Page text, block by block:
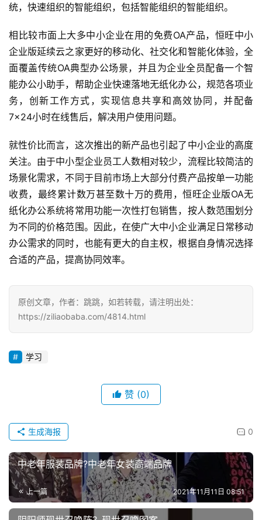
稿
每
日
好
诗
统，快速组织的智能组织，包括智能组织的智能组织。
相比较市面上大多中小企业在用的免费OA产品，恒旺中小
企业版延续云之家更好的移动化、社交化和智能化体验，全
面覆盖传统OA典型办公场景，并且为企业全员配备一个智
能办公小助手，帮助企业快速落地无纸化办公，规范各项业
务，创新工作方式，实现信息共享和高效协同，并配备
7×24小时在线售后，解决用户使用问题。
就性价比而言，这次推出的新产品也引起了中小企业的高度
关注。由于中小型企业员工人数相对较少，流程比较简洁的
场景化需求，不同于目前市场上大部分付费产品按单一功能
收费，最终累计数万甚至数十万的费用，恒旺企业版OA无
纸化办公系统将常用功能一次性打包销售，按人数范围划分
为不同的价格范围。因此，在使广大中小企业满足日常移动
办公需求的同时，也能有更大的自主权，根据自身情况选择
合适的产品，提高协同效率。
原创文章，作者：跳跳，如若转载，请注明出处：
https://ziliaobaba.com/4814.html
学习
赞 (0)
0
生成海报
中老年服装品牌?中老年女装高端品牌
上一篇 2021年11月11日 08:51